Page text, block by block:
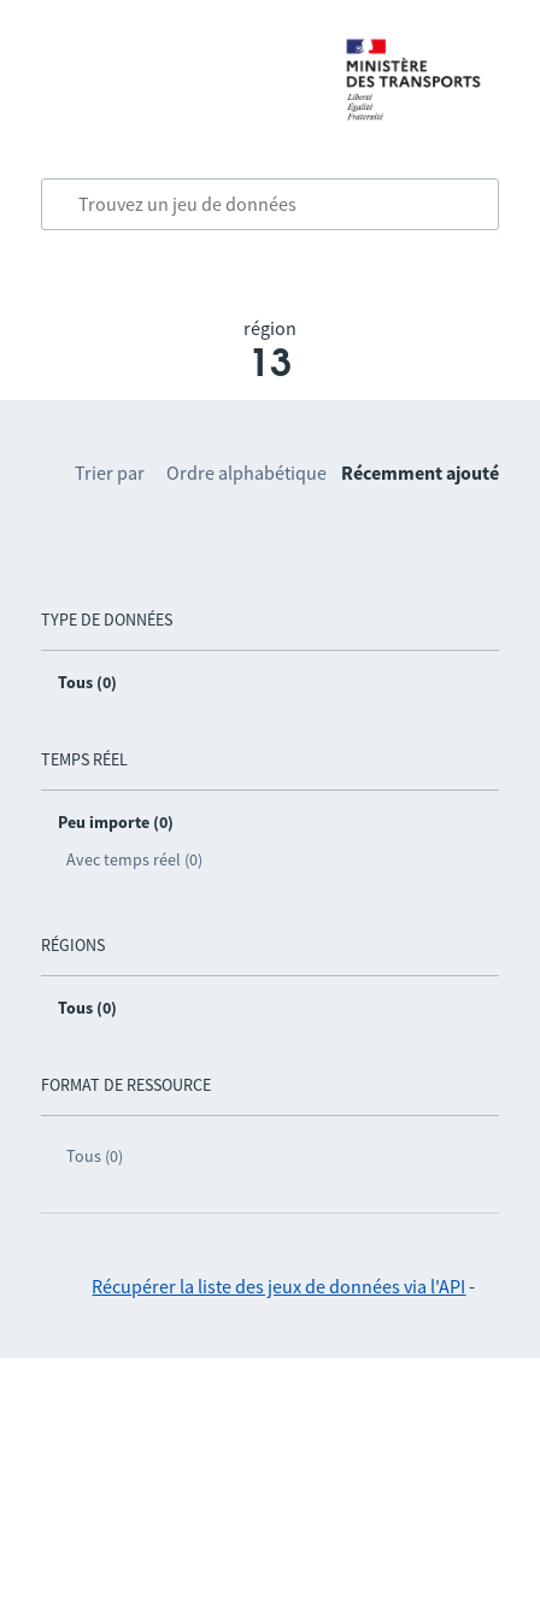
région
13
TYPE DE DONNÉES
Tous (0)
TEMPS RÉEL
Peu importe (0)
Avec temps réel (0)
RÉGIONS
Tous (0)
FORMAT DE RESSOURCE
Tous (0)
Trier par Ordre alphabétique Récemment ajouté
Récupérer la liste des jeux de données via l'API -